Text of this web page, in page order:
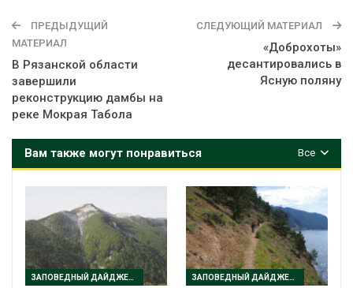
ПРЕДЫДУЩИЙ
МАТЕРИАЛ
В Рязанской области
завершили
реконструкцию дамбы на
реке Мокрая Табола
СЛЕДУЮЩИЙ МАТЕРИАЛ
«Доброхоты»
десантировались в
Ясную поляну
Все
Вам также могут понравиться
ЗАПОВЕДНЫЙ ДАЙДЖЕСТ ЗАПОВЕДНЫЙ ДАЙДЖЕСТ